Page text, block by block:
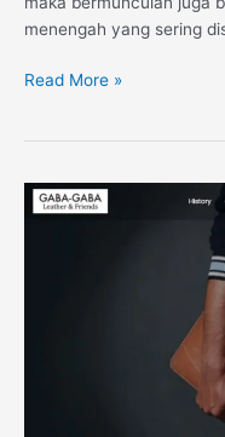
menengah yang sering
Read More »
Website